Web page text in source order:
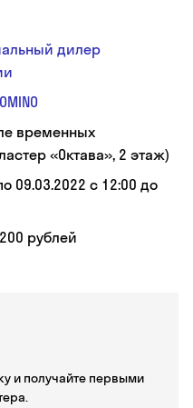
и получайте первыми
дилер
временных
«Октава», 2 этаж)
09.03.2022 с 12:00 до
рублей